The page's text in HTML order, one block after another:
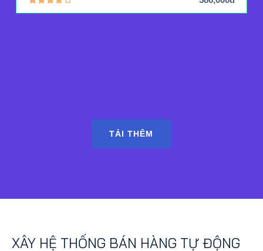
TẢI THÊM
XÂY HỆ THỐNG BÁN HÀNG TỰ ĐỘNG